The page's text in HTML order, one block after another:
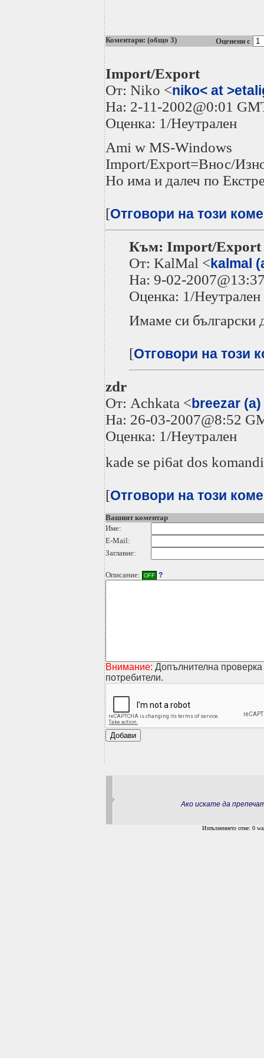
Коментари: (общо 3) Оценени с
Import/Export
От: Niko <niko< at
На: 2-11-2002@0:01
Оценка: 1/Неутрален
Ami w MS-Windows
Import/Export=Внос/
Но има и далеч по
[Отговори на този
Към: Import/Export
От: KalMal <kalmal
На: 9-02-
Оценка: 1/Неутрален
Имаме си български
[Отговори на този
zdr
От: Achkata <breezar
На: 26-03-2007@8:52
Оценка: 1/Неутрален
kade se pi6at dos
[Отговори на този
Вашият коментар
Име:
E-Mail:
Заглавие:
Описание: OFF ?
Внимание: Допълнителна
потребители.
Ако искате да
Изпълнението отне: 0